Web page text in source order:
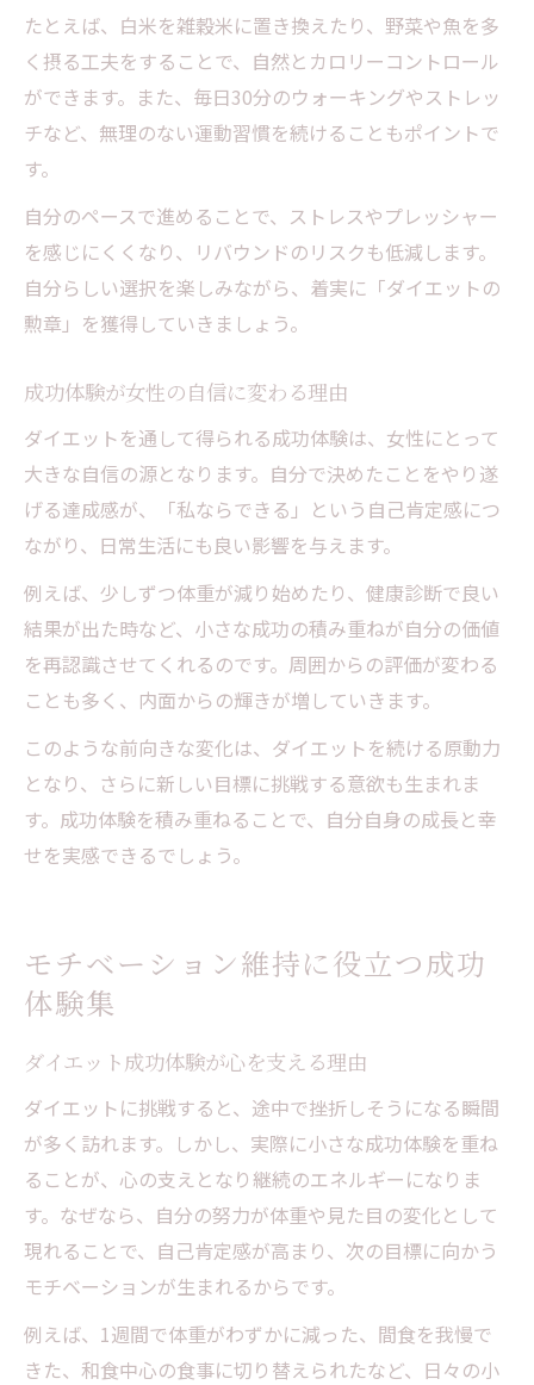
たとえば、白米を雑穀米に置き換えたり、野菜や魚を多
く摂る工夫をすることで、自然とカロリーコントロール
ができます。また、毎日30分のウォーキングやストレッ
チなど、無理のない運動習慣を続けることもポイントで
す。
自分のペースで進めることで、ストレスやプレッシャー
を感じにくくなり、リバウンドのリスクも低減します。
自分らしい選択を楽しみながら、着実に「ダイエットの
勲章」を獲得していきましょう。
成功体験が女性の自信に変わる理由
ダイエットを通して得られる成功体験は、女性にとって
大きな自信の源となります。自分で決めたことをやり遂
げる達成感が、「私ならできる」という自己肯定感につ
ながり、日常生活にも良い影響を与えます。
例えば、少しずつ体重が減り始めたり、健康診断で良い
結果が出た時など、小さな成功の積み重ねが自分の価値
を再認識させてくれるのです。周囲からの評価が変わる
ことも多く、内面からの輝きが増していきます。
このような前向きな変化は、ダイエットを続ける原動力
となり、さらに新しい目標に挑戦する意欲も生まれま
す。成功体験を積み重ねることで、自分自身の成長と幸
せを実感できるでしょう。
モチベーション維持に役立つ成功
体験集
ダイエット成功体験が心を支える理由
ダイエットに挑戦すると、途中で挫折しそうになる瞬間
が多く訪れます。しかし、実際に小さな成功体験を重ね
ることが、心の支えとなり継続のエネルギーになりま
す。なぜなら、自分の努力が体重や見た目の変化として
現れることで、自己肯定感が高まり、次の目標に向かう
モチベーションが生まれるからです。
例えば、1週間で体重がわずかに減った、間食を我慢で
きた、和食中心の食事に切り替えられたなど、日々の小